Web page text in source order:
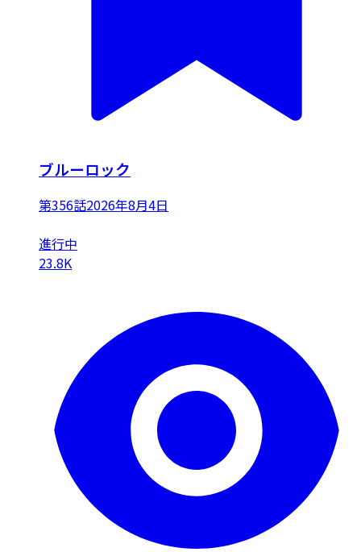
ブルーロック
第356話2026年8月4日
進行中
23.8K